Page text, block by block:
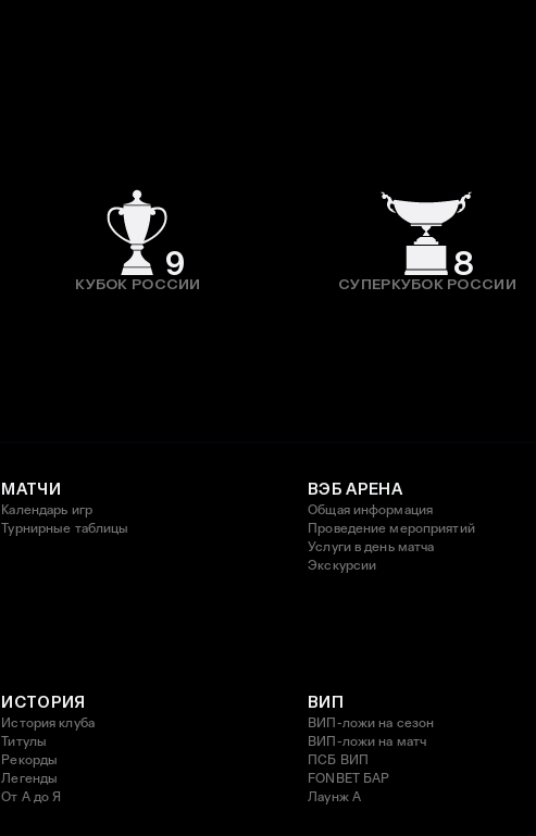
9
КУБОК РОССИИ
8
СУПЕРКУБОК РОССИИ
МАТЧИ
Календарь игр
Турнирные таблицы
ВЭБ АРЕНА
Общая информация
Проведение мероприятий
Услуги в день матча
Экскурсии
ИСТОРИЯ
История клуба
Титулы
Рекорды
Легенды
От А до Я
ВИП
ВИП-ложи на сезон
ВИП-ложи на матч
ПСБ ВИП
FONBET БАР
Лаунж A